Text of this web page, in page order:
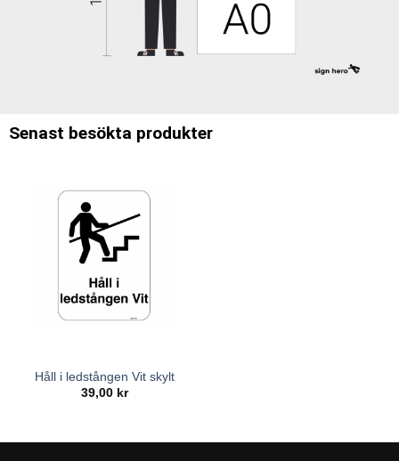
Senast besökta produkter
Håll i ledstången Vit skylt
39,00 kr